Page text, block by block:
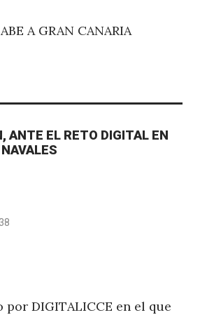
ANTE EL RETO DIGITAL EN
por DIGITALICCE en el que